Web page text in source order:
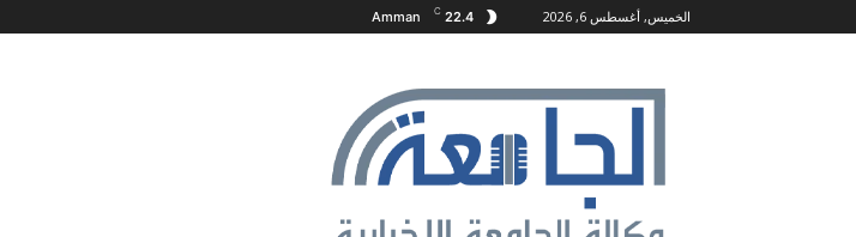
الخميس, أغسطس 6, 2026 22.4
C
Amman